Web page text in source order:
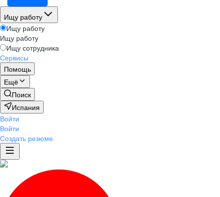
Ищу работу
Ищу работу
Ищу работу
Ищу сотрудника
Сервисы
Помощь
Ещё
Поиск
Испания
Войти
Войти
Создать резюме